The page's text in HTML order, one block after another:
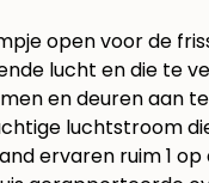
open voor de
lucht en die te
en deuren aan
luchtstroom
ervaren ruim 1